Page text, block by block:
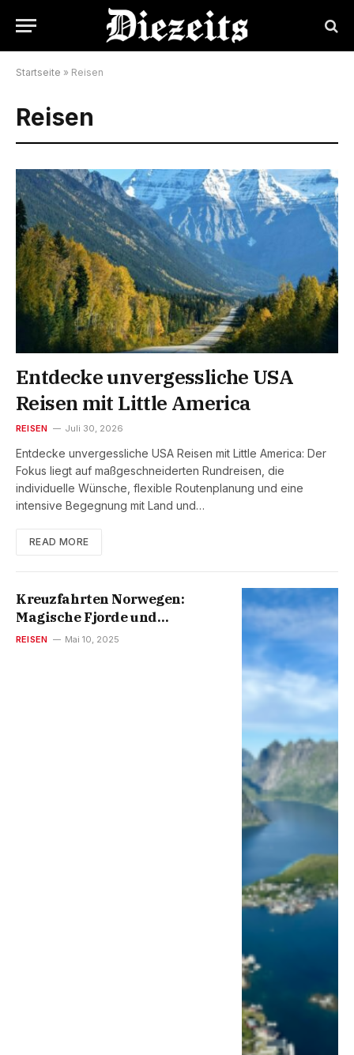
Startseite » Reisen
Reisen
Entdecke unvergessliche USA
Reisen mit Little America
REISEN Juli 30, 2026
Entdecke unvergessliche USA Reisen mit Little America: Der
Fokus liegt auf maßgeschneiderten Rundreisen, die
individuelle Wünsche, flexible Routenplanung und eine
intensive Begegnung mit Land und…
READ MORE
Kreuzfahrten Norwegen:
Magische Fjorde und
unvergessliche Erlebnisse
REISEN Mai 10, 2025